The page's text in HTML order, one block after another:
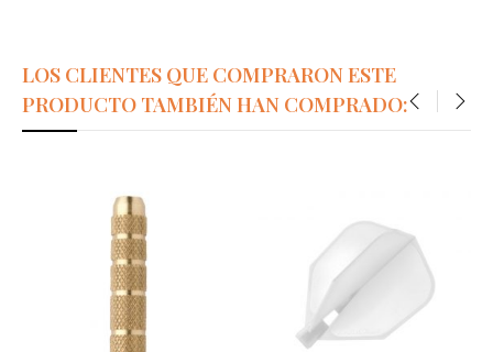
LOS CLIENTES QUE COMPRARON ESTE
PRODUCTO TAMBIÉN HAN COMPRADO: